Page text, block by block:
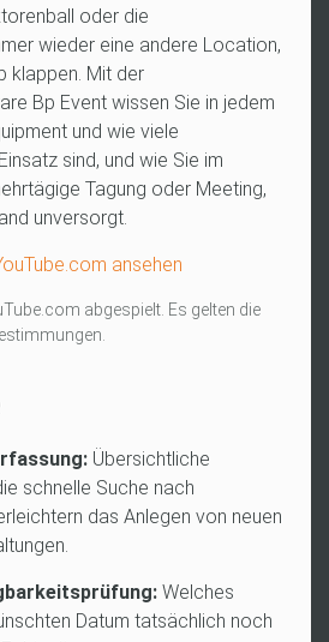
oder die
wieder eine andere Location,
klappen. Mit der
Bp Event wissen Sie in jedem
und wie viele
sind, und wie Sie im
Tagung oder Meeting,
unversorgt.
ansehen
abgespielt. Es gelten die
Übersichtliche
schnelle Suche nach
das Anlegen von neuen
Welches
Datum tatsächlich noch